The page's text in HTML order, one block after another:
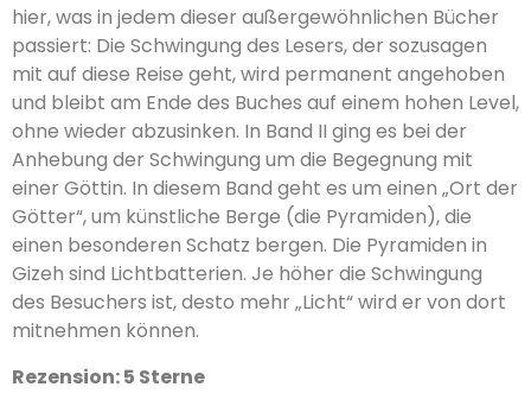
hier, was in jedem dieser außergewöhnlichen Bücher
passiert: Die Schwingung des Lesers, der sozusagen
mit auf diese Reise geht, wird permanent angehoben
und bleibt am Ende des Buches auf einem hohen Level,
ohne wieder abzusinken. In Band II ging es bei der
Anhebung der Schwingung um die Begegnung mit
einer Göttin. In diesem Band geht es um einen „Ort der
Götter“, um künstliche Berge (die Pyramiden), die
einen besonderen Schatz bergen. Die Pyramiden in
Gizeh sind Lichtbatterien. Je höher die Schwingung
des Besuchers ist, desto mehr „Licht“ wird er von dort
mit­nehmen können.
Rezension: 5 Sterne